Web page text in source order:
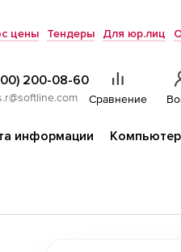
цены Тендеры Для юр.лиц
200-08-60
Сравнение
информации